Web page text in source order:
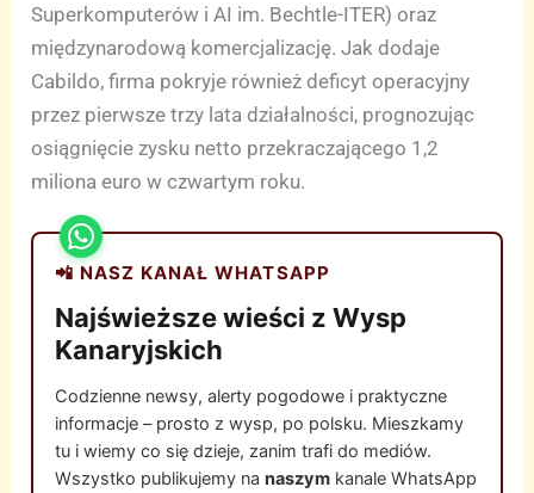
Superkomputerów i AI im. Bechtle-ITER) oraz
międzynarodową komercjalizację. Jak dodaje
Cabildo, firma pokryje również deficyt operacyjny
przez pierwsze trzy lata działalności, prognozując
osiągnięcie zysku netto przekraczającego 1,2
miliona euro w czwartym roku.
📲 NASZ KANAŁ WHATSAPP
Najświeższe wieści z Wysp
Kanaryjskich
Codzienne newsy, alerty pogodowe i praktyczne
informacje – prosto z wysp, po polsku. Mieszkamy
tu i wiemy co się dzieje, zanim trafi do mediów.
Wszystko publikujemy nanaszym kanale WhatsApp